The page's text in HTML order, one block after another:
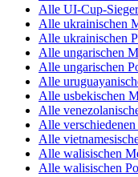
Alle UI-Cup-Sieger
Alle ukrainischen
Alle ukrainischen
Alle ungarischen
Alle ungarischen
Alle
Alle usbekischen
Alle
Alle
Alle
Alle walisischen
Alle walisischen